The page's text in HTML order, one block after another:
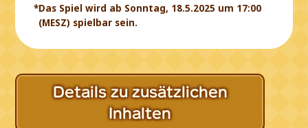
*Das Spiel wird ab Sonntag, 18.5.2025 um 17:00
(MESZ) spielbar sein.
Details zu zusätzlichen
Inhalten